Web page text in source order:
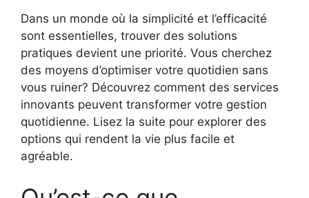
Dans un monde où la simplicité et l’efficacité
sont essentielles, trouver des solutions
pratiques devient une priorité. Vous cherchez
des moyens d’optimiser votre quotidien sans
vous ruiner? Découvrez comment des services
innovants peuvent transformer votre gestion
quotidienne. Lisez la suite pour explorer des
options qui rendent la vie plus facile et
agréable.